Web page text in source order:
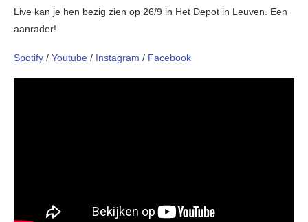
Live kan je hen bezig zien op 26/9 in Het Depot in Leuven. Een
aanrader!
Spotify / Youtube / Instagram / Facebook